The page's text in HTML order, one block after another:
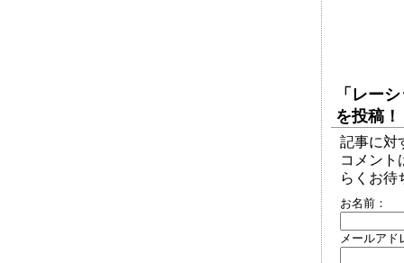
「レー
を投稿！
記事に対
コメント
らくお待
お名前：
メールアド